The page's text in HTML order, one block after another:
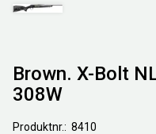
Brown. X-Bolt
308W
Produktnr.
8410